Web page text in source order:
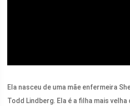
Ela nasceu de uma mãe enfermeira
Todd Lindberg. Ela é a filha mais